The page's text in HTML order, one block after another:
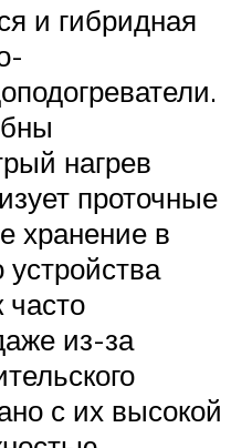
и гибридная
нагрев
проточные
хранение в
часто
из-за
с их высокой